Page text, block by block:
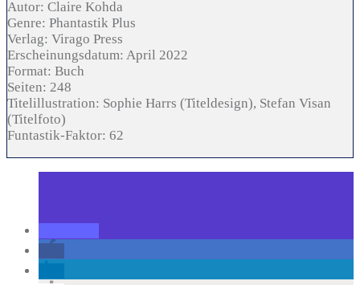
Autor: Claire Kohda
Genre: Phantastik Plus
Verlag: Virago Press
Erscheinungsdatum: April 2022
Format: Buch
Seiten: 248
Titelillustration: Sophie Harrs (Titeldesign), Stefan Visan
(Titelfoto)
Funtastik-Faktor: 62